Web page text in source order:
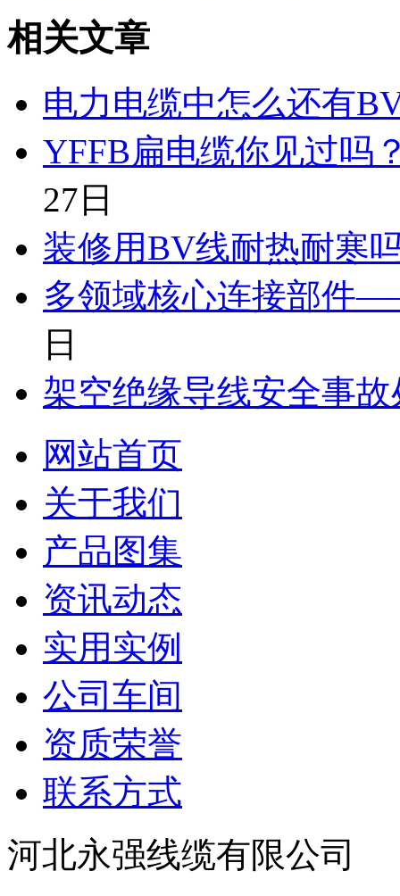
相关文章
电力电缆中怎么还有
YFFB扁电缆你见过吗
27日
装修用BV线耐热耐寒
多领域核心连接部件
日
架空绝缘导线安全事
网站首页
关于我们
产品图集
资讯动态
实用实例
公司车间
资质荣誉
联系方式
河北永强线缆有限公司